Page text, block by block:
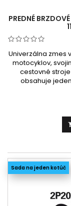
PREDNÉ
Univerzálna zmes
motocyklov,
cestovné
obsahuje
Sada na jeden kotúč